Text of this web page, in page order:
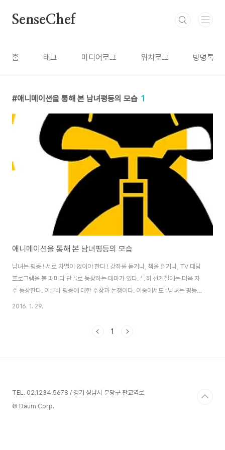
SenseChef
홈 태그 미디어로그 위치로그 방명록
애니메이션을 통해 본 남녀평등의 모습 1
애니메이션을 통해 본 남녀평등의 모습
남녀는 평등 ! 서로 차별이 없어야 한다 ! 강좌를 듣거나, 책을 읽거나, TV 대담
프로그램을 볼 때마다 단골로 등장하는 테마가 있다. 특히 선거철에는 더욱 자
주 등장한다. 이른바 평등에 대한 주장과 논쟁이다. 이중에서도 "남녀는 평등하
다"라는 주장은 세월을 거쳐 오면서 게속되어 왔으나 여전히 명쾌하게 정리되
갖고 있다. 그렇다면 남녀평등은 실제로 얼마나 구현되어 있을까 ? 실생활의 축
2016. 1. 29.
1
TEL. 02.1234.5678 / 경기 성남시 분당구 판교역로
© Daum Corp.